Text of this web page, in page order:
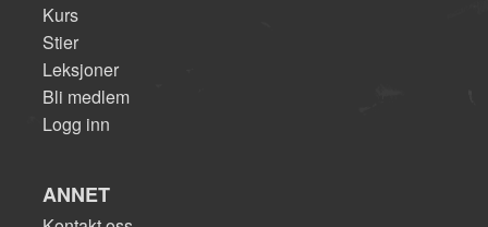
Kurs
Stier
Leksjoner
Bli medlem
Logg inn
ANNET